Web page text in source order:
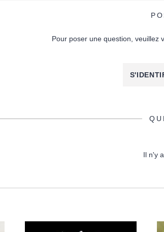
Pour poser une question, veuillez
Il n'y